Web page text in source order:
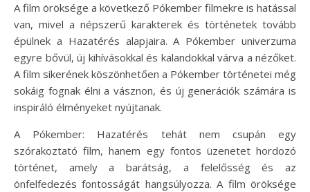
A film öröksége a következő Pókember filmekre is hatással
van, mivel a népszerű karakterek és történetek tovább
épülnek a Hazatérés alapjaira. A Pókember univerzuma
egyre bővül, új kihívásokkal és kalandokkal várva a nézőket.
A film sikerének köszönhetően a Pókember történetei még
sokáig fognak élni a vásznon, és új generációk számára is
inspiráló élményeket nyújtanak.
A Pókember: Hazatérés tehát nem csupán egy
szórakoztató film, hanem egy fontos üzenetet hordozó
történet, amely a barátság, a felelősség és az
önfelfedezés fontosságát hangsúlyozza. A film öröksége